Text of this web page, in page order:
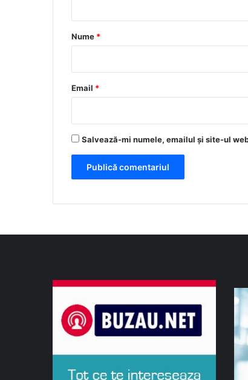
r
*
Nume *
Email *
Salvează-mi numele, emailul și site-ul